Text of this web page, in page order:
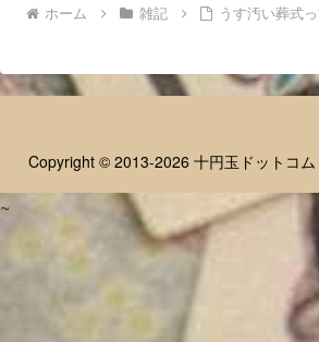
ホーム 雑記 うす汚い葬式
Copyright © 2013-2026 十円玉ドットコ
~